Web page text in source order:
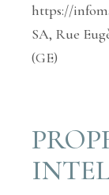
https://
SA, Rue
(GE)